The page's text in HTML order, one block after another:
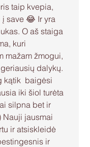
taip kvepia,
save 😂 Ir yra
O aš staiga
kuri
mažam žmogui,
dalykų.
kątik  baigėsi
iki šiol turėta
silpna bet ir
Nauji jausmai
ir atsiskleidė
ir